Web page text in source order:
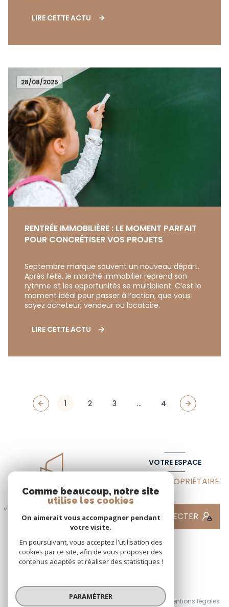
LIRE CETTE ACTU
28/08/2025
RENTRÉE IMMOBILIÈRE : LE MOMENT PARFAIT
POUR CONCRÉTISER VOS PROJETS
Septembre marque souvent un nouveau départ.
Après l’été, le marché immobilier reprend son
rythme et les opportunités se multiplient. C’est le
moment idéal pour passer à l’action, que vous
soyez acheteur, vendeur ou locataire.
LIRE CETTE ACTU
1 2 3 ... 4
VOTRE ESPACE
ESPACE PROPRIÉTAIRE
SE CONNECTER
© 2026 | Tous droits réservés
Nos honoraires
Nos partenaires
Mentions légales
Comme beaucoup, notre site
utilise les cookies
On aimerait vous accompagner pendant
votre visite.
En poursuivant, vous acceptez l'utilisation des
cookies par ce site, afin de vous proposer des
contenus adaptés et réaliser des statistiques !
PARAMÉTRER